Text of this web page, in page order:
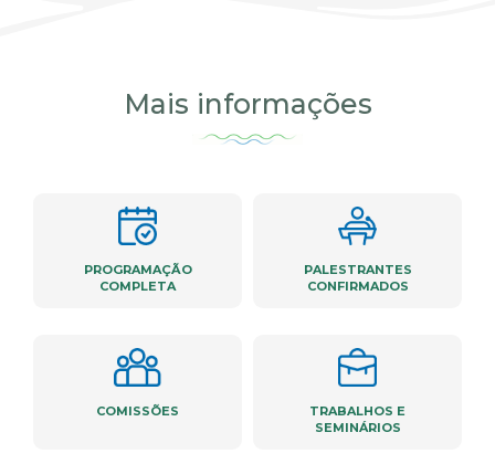
Mais informações
PROGRAMAÇÃO
COMPLETA
PALESTRANTES
CONFIRMADOS
COMISSÕES
TRABALHOS E
SEMINÁRIOS